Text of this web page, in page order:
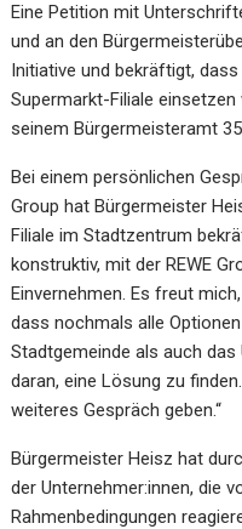
Eine Petition mit
und an den
Initiative und bekräftigt,
Supermarkt-Filiale
seinem Bürgermeisteramt
Bei einem persönlichen
Group hat Bürgermeister
Filiale im Stadtzentrum
konstruktiv, mit der REWE
Einvernehmen. Es freut
dass nochmals alle
Stadtgemeinde als auch
daran, eine Lösung zu
weiteres Gespräch geben.“
Bürgermeister Heisz hat
der Unternehmer:innen, die
Rahmenbedingungen